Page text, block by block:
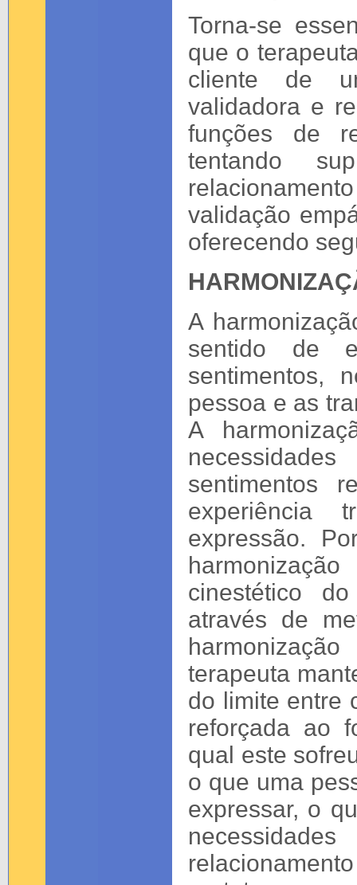
Torna-se
que o
cliente de
validadora e
funções de
tentando
validação
oferecendo
A
sentido de
sentimentos,
pessoa e as
A
sentimentos
experiência
expressão.
cinestético
através de
terapeuta
do limite entre
reforçada ao
qual este
o que uma
expressar, o